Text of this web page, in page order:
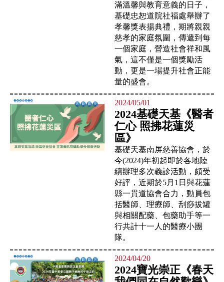
滿溫馨與教育意義的日子，
基礎忠恕道院社福處舉辦了
孝馨獎表揚典禮，期將親親
慈孝的家庭氛圍，傳遞到每
一個家庭，營造社會祥和風
氣，這不僅是一個獎勵活
動，更是一場提升社會正能
量的盛會。
2024/05/01
2024基礎天基《醫者
仁心 照拂花蓮災
區》
基礎天基南屏慈善協會，於
今(2024)年初起即於各地陸
續辦理多次義診活動，頗受
好評，近期於5月1日與花蓮
縣一貫道協會合力，動員包
括醫師、理療師、刮痧拔罐
與相關配藥、包藥助手等一
行共計十一人的醫療小團
隊。
2024/04/20
2024寶光崇正《春天